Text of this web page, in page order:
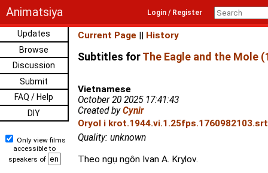
Animatsiya Login / Register
Updates
Browse
Discussion
Submit
FAQ / Help
DIY
Only view films
accessible to
speakers of
Current Page || History
Subtitles forThe Eagle and the Mole
Vietnamese
October 20 2025 17:41:43
Created byCynir
Oryol i krot.1944.vi.1.25fps.1760982103.srt
Quality: unknown
Theo ngụ ngôn Ivan A. Krylov.